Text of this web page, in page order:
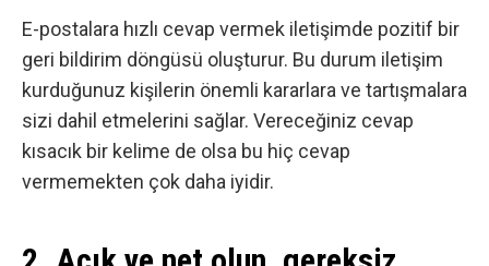
E-postalara hızlı cevap vermek iletişimde pozitif bir
geri bildirim döngüsü oluşturur. Bu durum iletişim
kurduğunuz kişilerin önemli kararlara ve tartışmalara
sizi dahil etmelerini sağlar. Vereceğiniz cevap
kısacık bir kelime de olsa bu hiç cevap
vermemekten çok daha iyidir.